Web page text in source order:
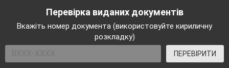
Перевірка виданих документів
Вкажіть номер документа (використовуйте кириличну
розкладку)
ПЕРЕВІРИТИ